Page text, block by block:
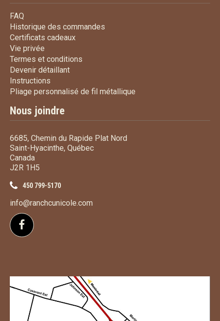
FAQ
Historique des commandes
Certificats cadeauxCertificats cadeaux
Vie privée
Termes et conditions
Devenir détaillantDevenir détaillant
Instructions
Pliage personnalisé de fil métallique
Nous joindre
6685, Chemin du Rapide Plat Nord
Saint-Hyacinthe, Québec
Canada
J2R 1H5
450 799-5170
info@ranchcunicole.com
Suivez-nous sur Facebook